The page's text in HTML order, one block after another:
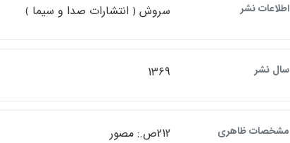
اطلاعات نشر سروش ﴿ انتشارات صدا و سيما ﴾
سال نشر 1369
مشخصات ظاهري 212ص.: مصور